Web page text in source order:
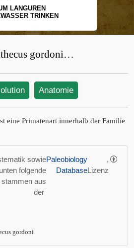
LANGUREN
TRINKEN
gordoni
Anatomie
eine Primatenart innerhalb der Familie
sowie
folgende
aus
der
Paleobiology
Database
,
Lizenz
gordoni